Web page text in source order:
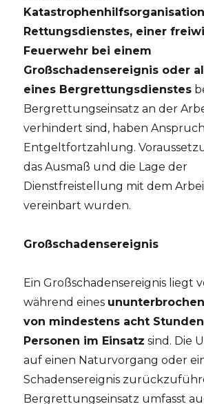
Rettungsdienstes, einer
Feuerwehr bei einem
Großschadensereignis oder
eines Bergrettungsdienstes
Bergrettungseinsatz an der
verhindert sind, haben
Entgeltfortzahlung.
das Ausmaß und die Lage der
Dienstfreistellung mit dem
vereinbart wurden.
Großschadensereignis
Ein Großschadensereignis liegt
während eines
von mindestens acht
Personen im Einsatz sind. Die
auf einen Naturvorgang oder
Schadensereignis
Bergrettungseinsatz umfasst